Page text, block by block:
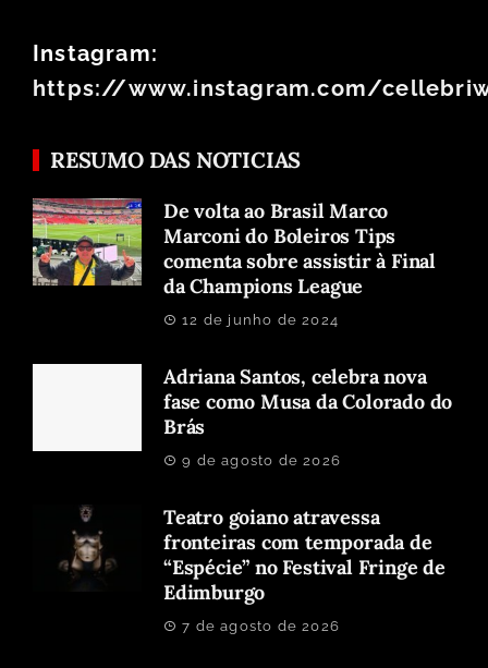
Instagram:
https://www.instagram.com/
RESUMO DAS NOTICIAS
De volta ao Brasil Marco
Marconi do Boleiros Tips
comenta sobre assistir à Final
da Champions League
12 de junho de 2024
Adriana Santos, celebra nova
fase como Musa da Colorado do
Brás
9 de agosto de 2026
Teatro goiano atravessa
fronteiras com temporada de
“Espécie” no Festival Fringe de
Edimburgo
7 de agosto de 2026